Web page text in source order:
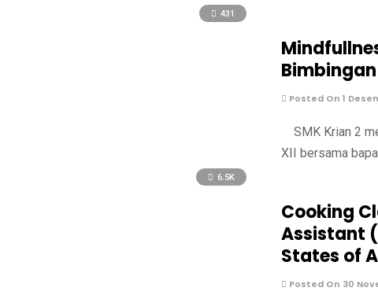
431
Posted On 1
SMK Krian 2
XII bersama
6.5K
Cooking
Assistant
States of
Posted On 30